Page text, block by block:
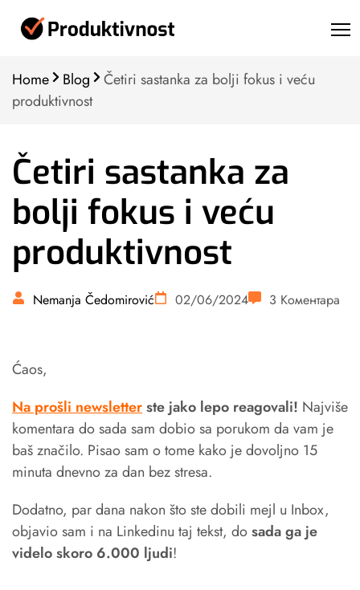
Home Blog
Četiri sastanka za bolji fokus i veću
produktivnost
Četiri sastanka za
bolji fokus i veću
produktivnost
Nemanja Čedomirović 02/06/2024 3 Коментара
Ćaos,
Na prošli newsletterste jako lepo reagovali! Najviše
komentara do sada sam dobio sa porukom da vam je
baš značilo. Pisao sam o tome kako je dovoljno 15
minuta dnevno za dan bez stresa.
Dodatno, par dana nakon što ste dobili mejl u Inbox,
objavio sam i na Linkedinu taj tekst, dosada ga je
videlo skoro 6.000 ljudi!